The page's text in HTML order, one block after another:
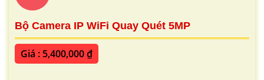
Bộ Camera IP WiFi Quay Quét 5MP
Giá : 5,400,000 ₫